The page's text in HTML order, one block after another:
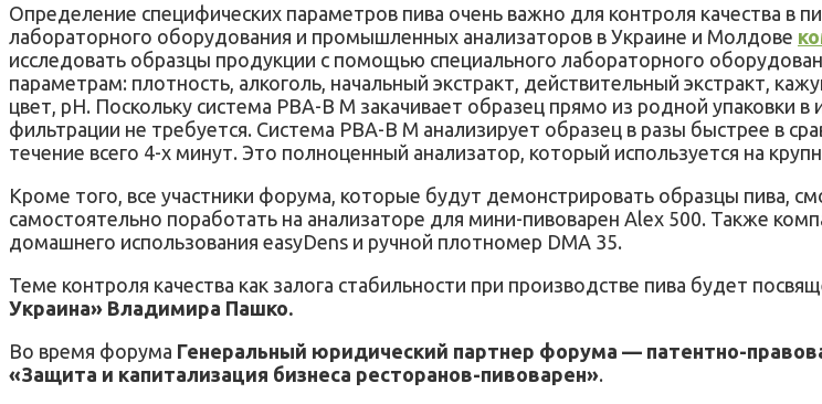
Определение специфических параметров пива очень важно для контроля качества
лабораторного оборудования и промышленных анализаторов в Украине и Молдове
исследовать образцы продукции с помощью специального лабораторного
параметрам: плотность, алкоголь, начальный экстракт, действительный экстракт,
цвет, рН. Поскольку система PBA-B M закачивает образец прямо из родной упаковки
фильтрации не требуется. Система PBA-B M анализирует образец в разы быстрее в
течение всего 4-х минут. Это полноценный анализатор, который используется на
Кроме того, все участники форума, которые будут демонстрировать образцы пива,
самостоятельно поработать на анализаторе для мини-пивоварен Alex 500. Также
домашнего использования easyDens и ручной плотномер DMA 35.
Теме контроля качества как залога стабильности при производстве пива будет
Украина» Владимира Пашко.
Во время форума Генеральный юридический партнер форума — патентно-
«Защита и капитализация бизнеса ресторанов-пивоварен».